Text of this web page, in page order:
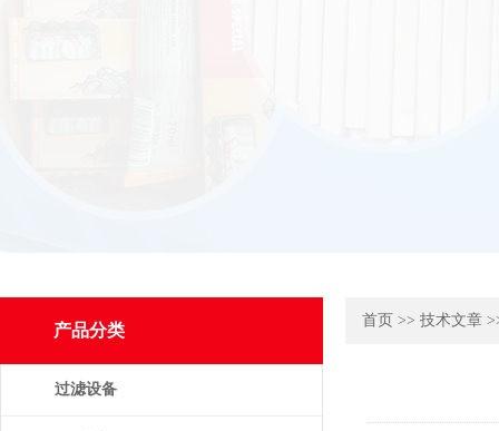
产品分类
过滤设备
首页 >> 技术文章